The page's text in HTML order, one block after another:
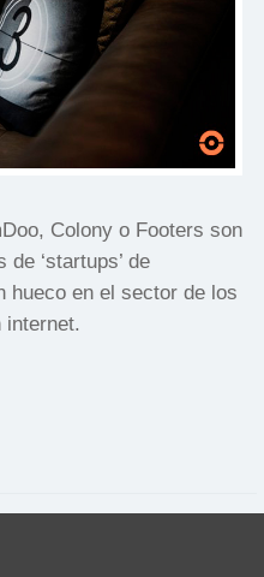
Colony o Footers son
‘startups’ de
hueco en el sector de los
internet.